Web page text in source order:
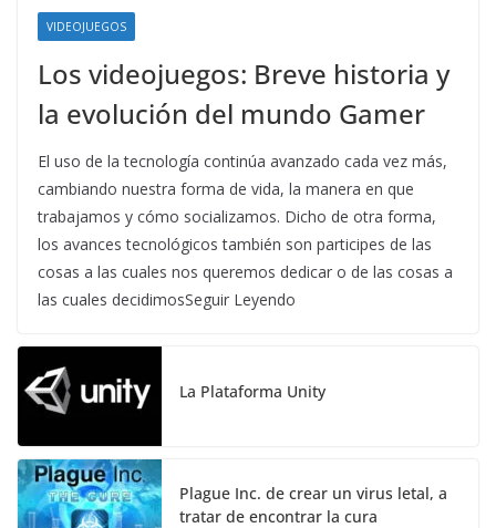
VIDEOJUEGOS
Los videojuegos: Breve historia y
la evolución del mundo Gamer
El uso de la tecnología continúa avanzado cada vez más,
cambiando nuestra forma de vida, la manera en que
trabajamos y cómo socializamos. Dicho de otra forma,
los avances tecnológicos también son participes de las
cosas a las cuales nos queremos dedicar o de las cosas a
las cuales decidimosSeguir Leyendo
La Plataforma Unity
Plague Inc. de crear un virus letal, a
tratar de encontrar la cura